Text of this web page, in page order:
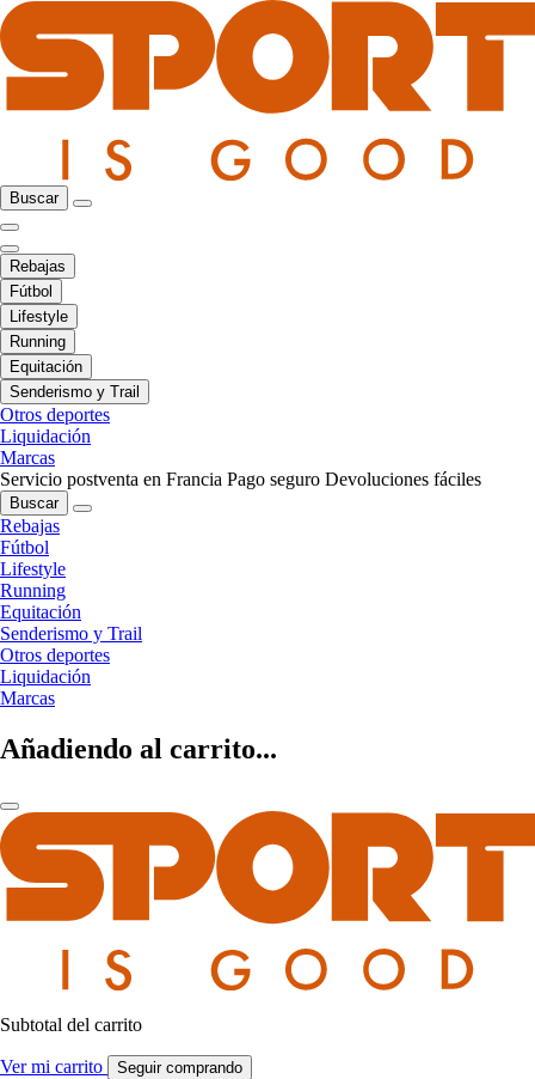
Buscar
Rebajas
Fútbol
Lifestyle
Running
Equitación
Senderismo y Trail
Otros deportes
Liquidación
Marcas
Servicio postventa en Francia Pago seguro Devoluciones fáciles
Buscar
Rebajas
Fútbol
Lifestyle
Running
Equitación
Senderismo y Trail
Otros deportes
Liquidación
Marcas
Añadiendo al carrito...
Subtotal del carrito
Ver mi carrito Seguir comprando